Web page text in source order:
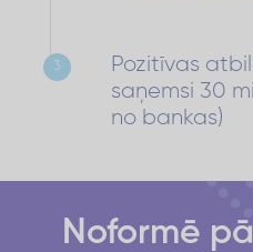
3
Pozitīvas
saņemsi 30
no bankas)
Noformē